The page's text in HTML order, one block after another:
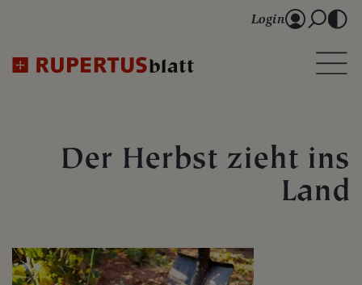
Login
Der Herbst zieht ins
Land